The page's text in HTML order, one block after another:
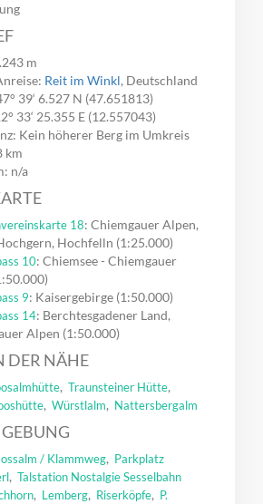
m
Reit im Winkl, Deutschland
39‘ 6.527 N (47.651813)
33‘ 25.355 E (12.557043)
Kein höherer Berg im Umkreis
km
n/a
18: Chiemgauer Alpen,
Hochfelln (1:25.000)
10: Chiemsee - Chiemgauer
9: Kaisergebirge (1:50.000)
14: Berchtesgadener Land,
Alpen (1:50.000)
DER NÄHE
,Traunsteiner Hütte,
,Würstlalm, Nattersbergalm
/ Klammweg, Parkplatz
,Talstation Nostalgie Sesselbahn
, Lemberg, Riserköpfe, P.